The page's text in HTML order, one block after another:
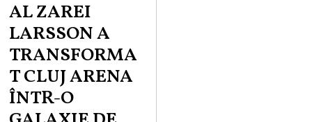
AL ZAREI
LARSSON A
TRANSFORMA
T CLUJ ARENA
ÎNTR-O